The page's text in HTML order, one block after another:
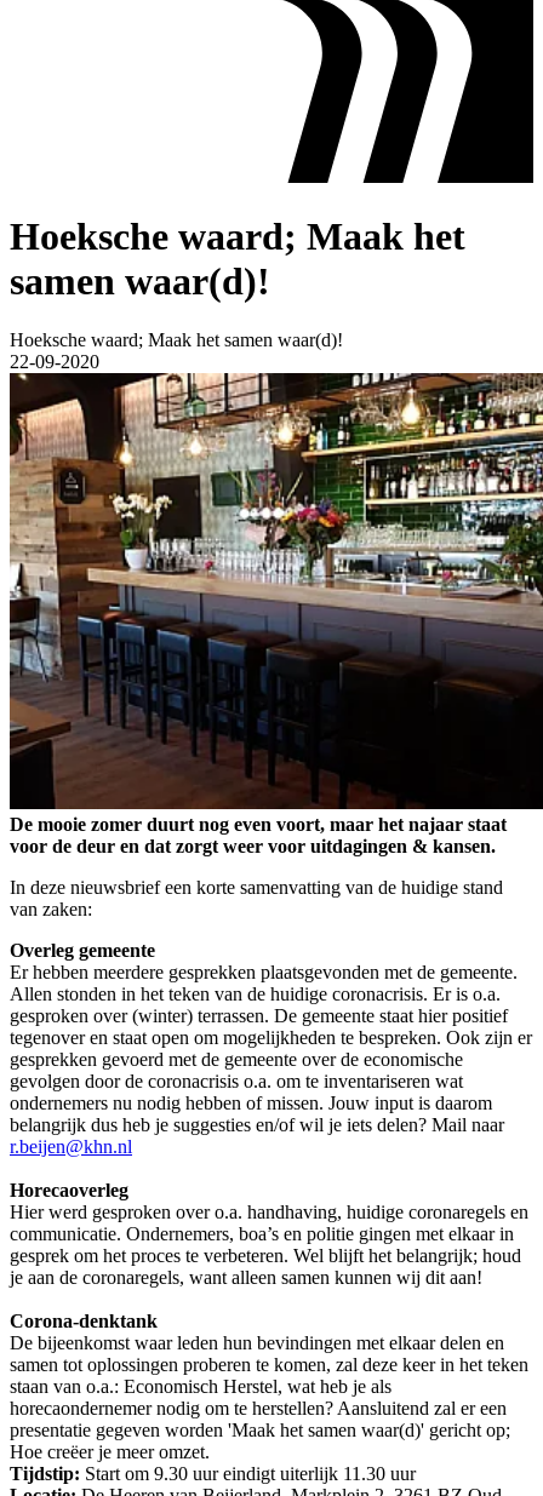
Hoeksche waard; Maak het
samen waar(d)!
Hoeksche waard; Maak het samen waar(d)!
22-09-2020
De mooie zomer duurt nog even voort, maar het najaar staat
voor de deur en dat zorgt weer voor uitdagingen & kansen.
In deze nieuwsbrief een korte samenvatting van de huidige stand
van zaken:
Overleg gemeente
Er hebben meerdere gesprekken plaatsgevonden met de gemeente.
Allen stonden in het teken van de huidige coronacrisis. Er is o.a.
gesproken over (winter) terrassen. De gemeente staat hier positief
tegenover en staat open om mogelijkheden te bespreken. Ook zijn er
gesprekken gevoerd met de gemeente over de economische
gevolgen door de coronacrisis o.a. om te inventariseren wat
ondernemers nu nodig hebben of missen. Jouw input is daarom
belangrijk dus heb je suggesties en/of wil je iets delen? Mail naar
r.beijen@khn.nl
Horecaoverleg
Hier werd gesproken over o.a. handhaving, huidige coronaregels en
communicatie. Ondernemers, boa’s en politie gingen met elkaar in
gesprek om het proces te verbeteren. Wel blijft het belangrijk; houd
je aan de coronaregels, want alleen samen kunnen wij dit aan!
Corona-denktank
De bijeenkomst waar leden hun bevindingen met elkaar delen en
samen tot oplossingen proberen te komen, zal deze keer in het teken
staan van o.a.: Economisch Herstel, wat heb je als
horecaondernemer nodig om te herstellen? Aansluitend zal er een
presentatie gegeven worden 'Maak het samen waar(d)' gericht op;
Hoe creëer je meer omzet.
Tijdstip: Start om 9.30 uur eindigt uiterlijk 11.30 uur